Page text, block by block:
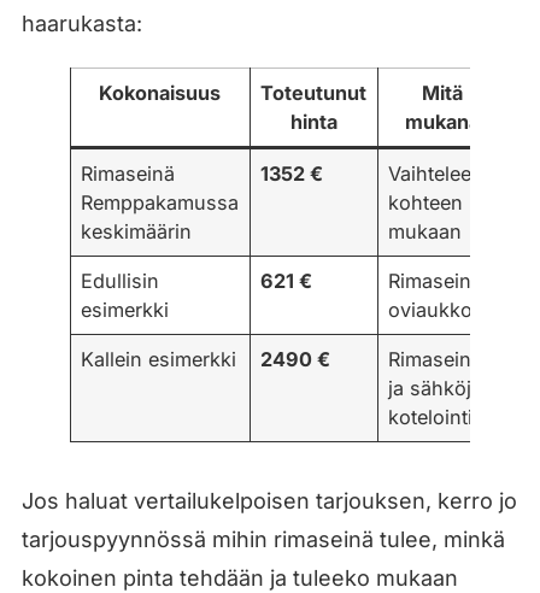
haarukasta:
Kokonaisuus
Toteutunut
hinta
Mitä
mukana
Rimaseinä
Remppakamussa
keskimäärin
1352 €
Vaihtelee
kohteen
mukaan
Edullisin
esimerkki
621 €
Rimaseinä
oviaukkoon
Kallein esimerkki 2490 €
Rimaseinä
ja sähköjen
kotelointi
Jos haluat vertailukelpoisen tarjouksen, kerro jo
tarjouspyynnössä mihin rimaseinä tulee, minkä
kokoinen pinta tehdään ja tuleeko mukaan